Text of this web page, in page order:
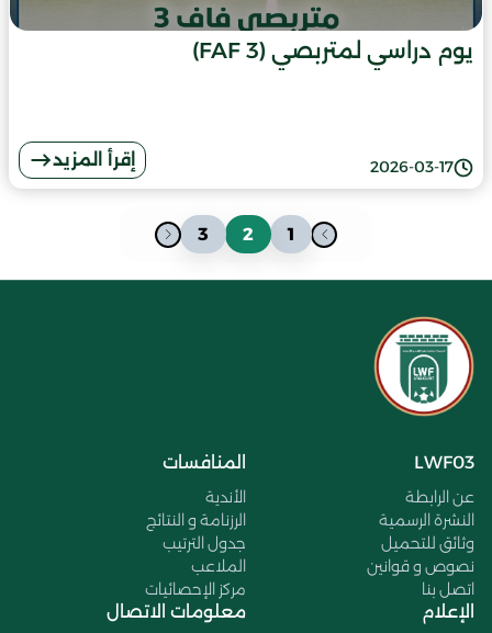
يوم دراسي لمتربصي (FAF 3)
2026-03-17 إقرأ المزيد
1
2
3
LWF03
عن الرابطة
النشرة الرسمية
وثائق للتحميل
نصوص و قوانين
اتصل بنا
المنافسات
الأندية
الرزنامة و النتائج
جدول الترتيب
الملاعب
مركز الإحصائيات
الإعلام معلومات الاتصال